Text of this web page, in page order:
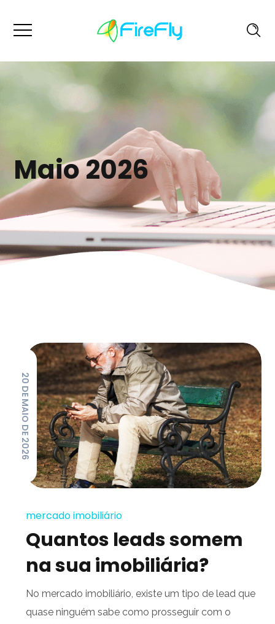
Maio 2026
20 DE MAIO DE 2026
mercado imobiliário
Quantos leads somem
na sua imobiliária?
No mercado imobiliário, existe um tipo de lead que
quase ninguém sabe como prosseguir com o